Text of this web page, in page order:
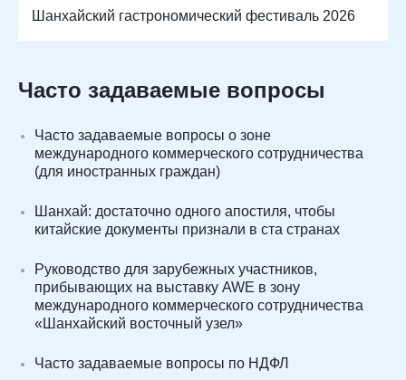
Шанхайский гастрономический фестиваль 2026
Часто задаваемые вопросы
Часто задаваемые вопросы о зоне
международного коммерческого сотрудничества
(для иностранных граждан)
Шанхай: достаточно одного апостиля, чтобы
китайские документы признали в ста странах
Руководство для зарубежных участников,
прибывающих на выставку AWE в зону
международного коммерческого сотрудничества
«Шанхайский восточный узел»
Часто задаваемые вопросы по НДФЛ